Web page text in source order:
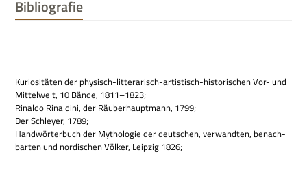
Bibliografie
Kurio­si­tä­ten der phy­sisch-lit­tera­risch-arti­stisch-histo­ri­schen Vor- und
Mit­tel­welt, 10 Bände, 1811–1823;
Rinaldo Rinal­dini, der Räu­ber­haupt­mann, 1799;
Der Schleyer, 1789;
Hand­wör­ter­buch der Mytho­lo­gie der deut­schen, ver­wand­ten, benach­
bar­ten und nor­di­schen Völ­ker, Leip­zig 1826;